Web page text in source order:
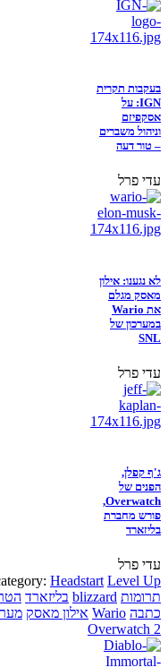
בעקבות תקרית
IGN: על
אסקפיזם
וניהול משברים
– טור דעה
עדי פרל
לא נגענו: אילון
מאסק מגלם
את Wario
במערכון של
SNL
עדי פרל
ג'ף קפלן,
הפנים של
Overwatch,
פורש מחברת
בליזארד
עדי פרל
Headstart Level Up
תרומות blizzard בליזארד
כתבה Wario אילון מאסק
Overwatch 2